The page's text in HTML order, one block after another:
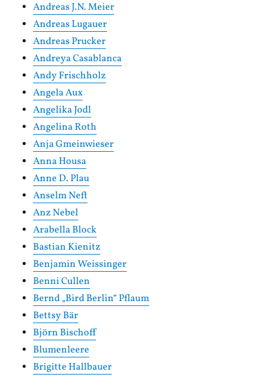
Andreas J.N. Meier
Andreas Lugauer
Andreas Prucker
Andreya Casablanca
Andy Frischholz
Angela Aux
Angelika Jodl
Angelina Roth
Anja Gmeinwieser
Anna Housa
Anne D. Plau
Anselm Neft
Anz Nebel
Arabella Block
Bastian Kienitz
Benjamin Weissinger
Benni Cullen
Bernd „Bird Berlin“ Pflaum
Bettsy Bär
Björn Bischoff
Blumenleere
Brigitte Hallbauer